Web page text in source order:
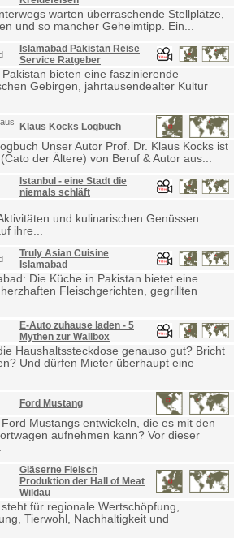
warten überraschende Stellplätze,
und so mancher Geheimtipp. Ein...
Islamabad Pakistan Reise
Service Ratgeber
bieten eine faszinierende
Gebirgen, jahrtausendealter Kultur
Klaus Kocks Logbuch
Unser Autor Prof. Dr. Klaus Kocks ist
der Ältere) von Beruf & Autor aus...
Istanbul - eine Stadt die
niemals schläft
und kulinarischen Genüssen.
ihre...
Truly Asian Cuisine
Islamabad
Die Küche in Pakistan bietet eine
Fleischgerichten, gegrillten
E-Auto zuhause laden - 5
Mythen zur Wallbox
Haushaltssteckdose genauso gut? Bricht
Und dürfen Mieter überhaupt eine
Ford Mustang
Mustangs entwickeln, die es mit den
aufnehmen kann? Vor dieser
Gläserne Fleisch
Produktion der Hall of Meat
Wildau
für regionale Wertschöpfung,
Tierwohl, Nachhaltigkeit und